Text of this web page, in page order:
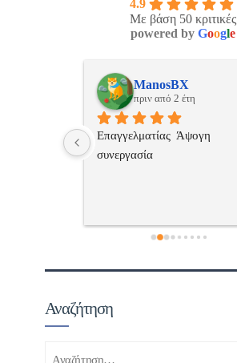
4.9
Με βάση 50 κριτικές
powered by Google
ManosBX
πριν από 2 έτη
Επαγγελματίας  Άψογη
συνεργασία
Αναζήτηση